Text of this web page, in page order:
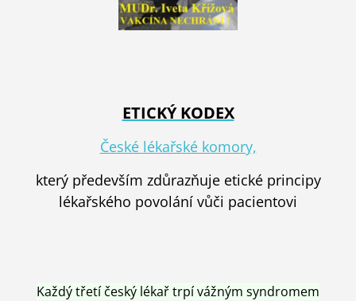
ETICKÝ KODEX
České lékařské komory,
který především zdůrazňuje etické principy
lékařského povolání vůči pacientovi
Každý třetí český lékař trpí vážným syndromem